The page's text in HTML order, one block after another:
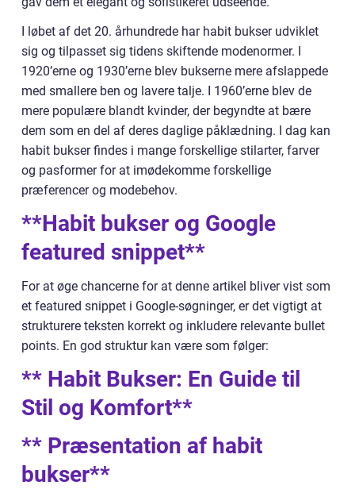
I løbet af det 20. århundrede har habit bukser udviklet
sig og tilpasset sig tidens skiftende modenormer. I
1920’erne og 1930’erne blev bukserne mere afslappede
med smallere ben og lavere talje. I 1960’erne blev de
mere populære blandt kvinder, der begyndte at bære
dem som en del af deres daglige påklædning. I dag kan
habit bukser findes i mange forskellige stilarter, farver
og pasformer for at imødekomme forskellige
præferencer og modebehov.
**Habit bukser og Google
featured snippet**
For at øge chancerne for at denne artikel bliver vist som
et featured snippet i Google-søgninger, er det vigtigt at
strukturere teksten korrekt og inkludere relevante bullet
points. En god struktur kan være som følger:
** Habit Bukser: En Guide til
Stil og Komfort**
** Præsentation af habit
bukser**